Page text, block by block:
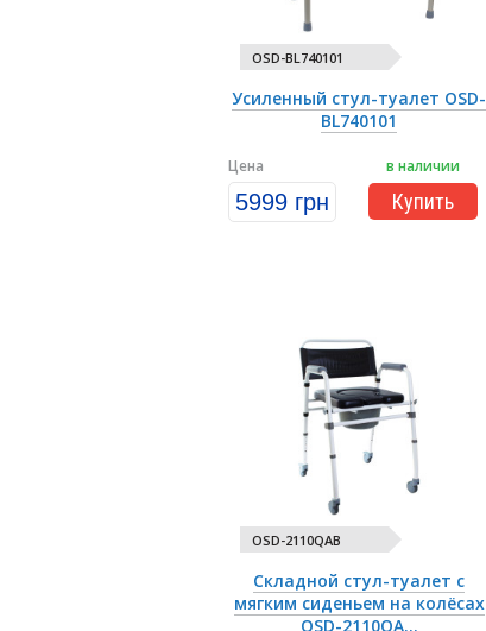
OSD-BL740101
Усиленный стул-туалет OSD-
BL740101
в наличии
Купить
Цена
5999 грн
OSD-2110QAB
Складной стул-туалет с
мягким сиденьем на колёсах
OSD-2110QA...